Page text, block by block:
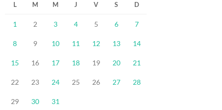
L M M J V S D
1 2 3 4 5 6 7
8 9 10 11 12 13 14
15 16 17 18 19 20 21
22 23 24 25 26 27 28
29 30 31